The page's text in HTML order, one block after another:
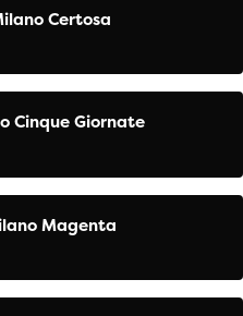
Certosa
Cinque Giornate
Magenta